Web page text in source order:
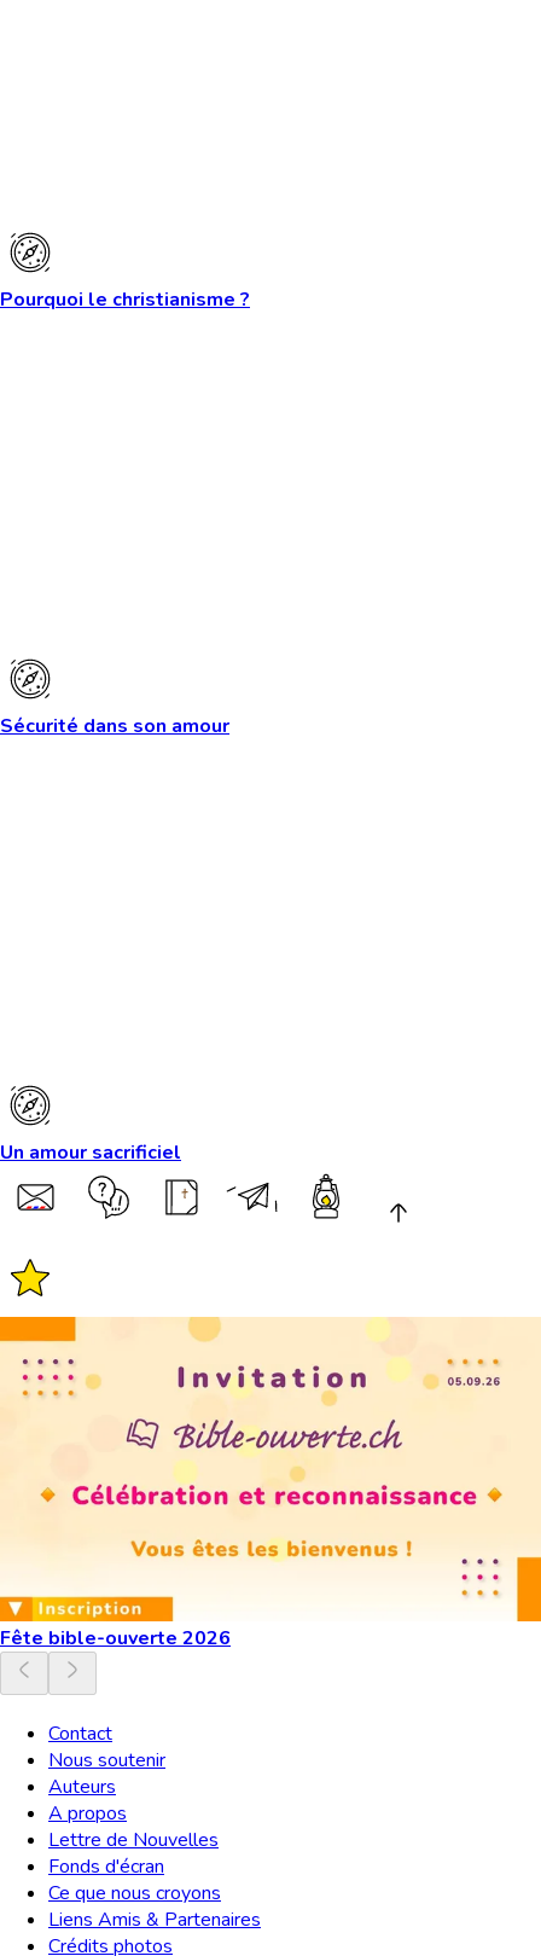
Pourquoi le christianisme ?
Sécurité dans son amour
Un amour sacrificiel
Fête bible-ouverte 2026
Contact
Nous soutenir
Auteurs
A propos
Lettre de Nouvelles
Fonds d'écran
Ce que nous croyons
Liens Amis & Partenaires
Crédits photos